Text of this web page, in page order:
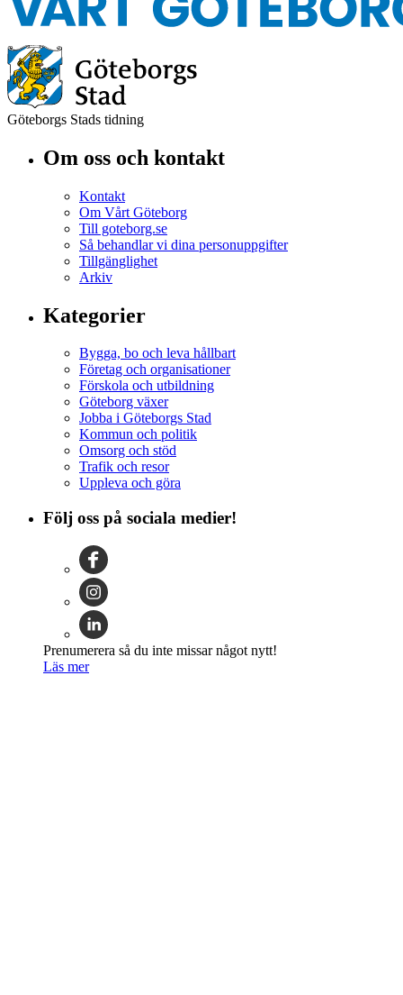
Göteborgs Stads tidning
Om oss och kontakt
Kontakt
Om Vårt Göteborg
Till goteborg.se
Så behandlar vi dina personuppgifter
Tillgänglighet
Arkiv
Kategorier
Bygga, bo och leva hållbart
Företag och organisationer
Förskola och utbildning
Göteborg växer
Jobba i Göteborgs Stad
Kommun och politik
Omsorg och stöd
Trafik och resor
Uppleva och göra
Följ oss på sociala medier!
Prenumerera så du inte missar något nytt!
Läs mer